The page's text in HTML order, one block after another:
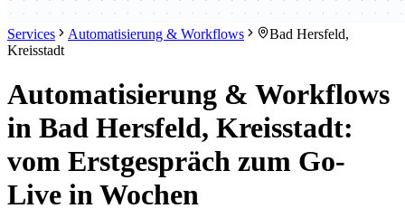
Services Automatisierung & Workflows
Bad Hersfeld,
Kreisstadt
Automatisierung & Workflows
in Bad Hersfeld, Kreisstadt:
vom Erstgespräch zum Go-
Live in Wochen